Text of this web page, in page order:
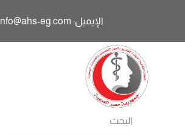
الإيميل: Info@ahs-eg.com
البحث